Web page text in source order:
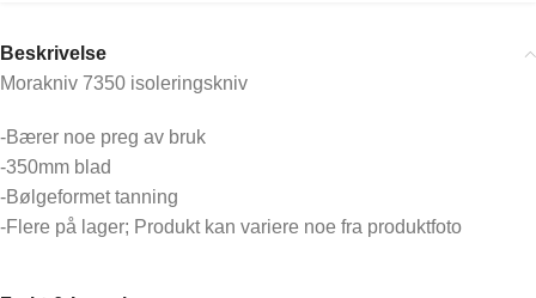
Beskrivelse
Morakniv 7350 isoleringskniv
-Bærer noe preg av bruk
-350mm blad
-Bølgeformet tanning
-Flere på lager; Produkt kan variere noe fra produktfoto